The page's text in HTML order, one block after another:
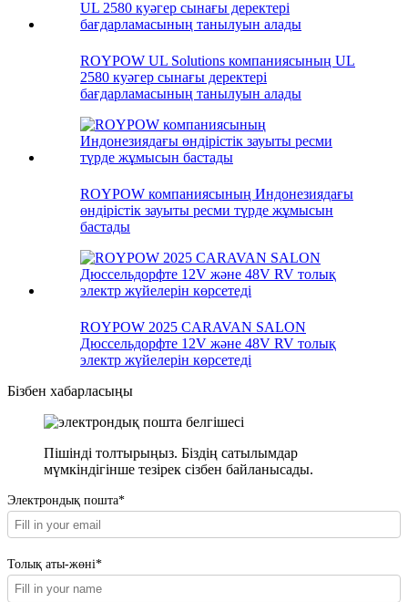
ROYPOW UL Solutions компаниясының UL
2580 куәгер сынағы деректері
бағдарламасының танылуын алады
ROYPOW компаниясының Индонезиядағы
өндірістік зауыты ресми түрде жұмысын
бастады
ROYPOW 2025 CARAVAN SALON
Дюссельдорфте 12V және 48V RV толық
электр жүйелерін көрсетеді
Бізбен хабарласыңы
Пішінді толтырыңыз. Біздің сатылымдар
мүмкіндігінше тезірек сізбен байланысады.
Электрондық пошта*
Толық аты-жөні*